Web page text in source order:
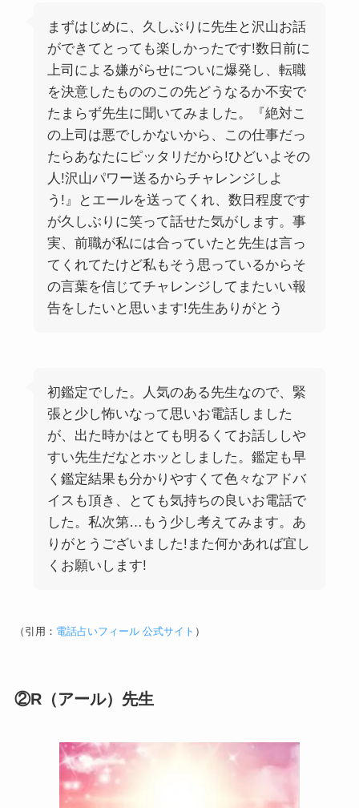
まずはじめに、久しぶりに先生と沢山お話
ができてとっても楽しかったです!数日前に
上司による嫌がらせについに爆発し、転職
を決意したもののこの先どうなるか不安で
たまらず先生に聞いてみました。『絶対こ
の上司は悪でしかないから、この仕事だっ
たらあなたにピッタリだから!ひどいよその
人!沢山パワー送るからチャレンジしよ
う!』とエールを送ってくれ、数日程度です
が久しぶりに笑って話せた気がします。事
実、前職が私には合っていたと先生は言っ
てくれてたけど私もそう思っているからそ
の言葉を信じてチャレンジしてまたいい報
告をしたいと思います!先生ありがとう
初鑑定でした。人気のある先生なので、緊
張と少し怖いなって思いお電話しました
が、出た時かはとても明るくてお話ししや
すい先生だなとホッとしました。鑑定も早
く鑑定結果も分かりやすくて色々なアドバ
イスも頂き、とても気持ちの良いお電話で
した。私次第…もう少し考えてみます。あ
りがとうございました!また何かあれば宜し
くお願いします!
（引用： 電話占いフィール 公式サイト ）
②R（アール）先生